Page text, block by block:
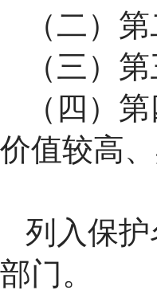
（二）
（三）
（四）
价值较高
列入保
部门。